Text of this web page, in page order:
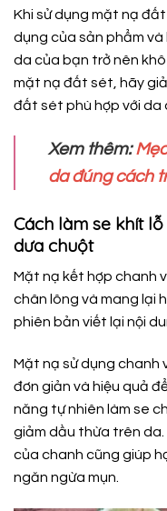
Khi sử dụng mặt nạ
dụng của sản phẩm
da của bạn trở nên
mặt nạ đất sét, hãy
đất sét phù hợp với da
Xem thêm:
da đúng cách
Cách làm se khít
dưa chuột
Mặt nạ kết hợp chanh
chân lông và mang lại
phiên bản viết lại nội
Mặt nạ sử dụng chanh
đơn giản và hiệu quả
năng tự nhiên làm se
giảm dầu thừa trên da.
của chanh cũng giúp
ngăn ngừa mụn.